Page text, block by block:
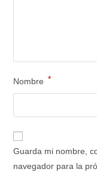
Nombre *
Guarda mi nombre,
navegador para la